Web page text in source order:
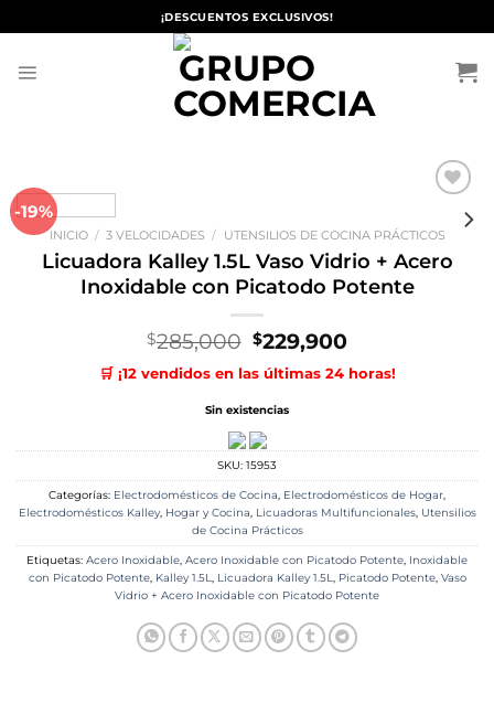
al
¡DESCUENTOS EXCLUSIVOS!
-19%
Añadir
lista de
deseos
INICIO / 3 VELOCIDADES / UTENSILIOS DE COCINA PRÁCTICOS
Licuadora Kalley 1.5L Vaso Vidrio + Acero
Inoxidable con Picatodo Potente
$285,000 El
precio
original
era:
$229,900El
precio
actual
🛒 ¡12 vendidos en las últimas 24 horas!
Sin existencias
SKU: 15953
Categorías: Electrodomésticos de Cocina, Electrodomésticos de Hogar,
Electrodomésticos Kalley, Hogar y Cocina, Licuadoras Multifuncionales, Utensilios
de Cocina Prácticos
Etiquetas: Acero Inoxidable, Acero Inoxidable con Picatodo Potente, Inoxidable
con Picatodo Potente, Kalley 1.5L, Licuadora Kalley 1.5L, Picatodo Potente, Vaso
Vidrio + Acero Inoxidable con Picatodo Potente